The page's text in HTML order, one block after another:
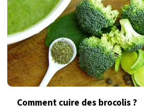
Comment cuire des brocolis ?